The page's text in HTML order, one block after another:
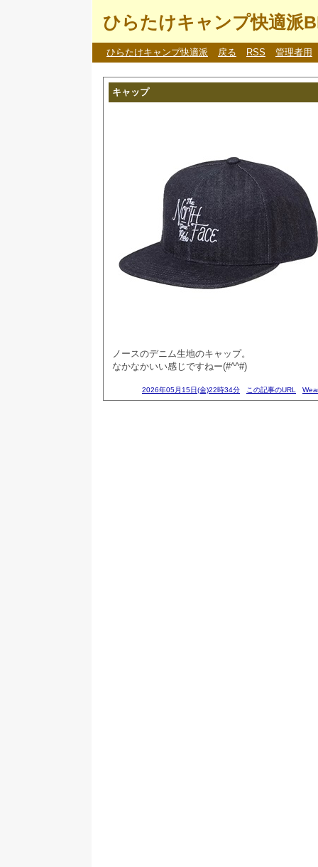
ひらたけキャンプ快適派
ひらたけキャンプ快適派 戻る RSS 管理者用
キャップ
ノースのデニム生地のキャップ。
なかなかいい感じですねー(#^^#)
2026年05月15日(金)22時34分 この記事のURL